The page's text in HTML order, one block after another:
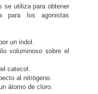
se utiliza para obtener
para los agonistas
un indol.
voluminoso sobre el
catecol.
al nitrógeno.
átomo de cloro.